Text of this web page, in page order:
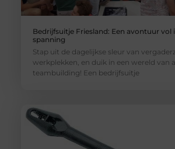
Bedrijfsuitje Friesland: Een avontuur vol
spanning
Stap uit de dagelijkse sleur van
werkplekken, en duik in een wereld van
teambuilding! Een bedrijfsuitje